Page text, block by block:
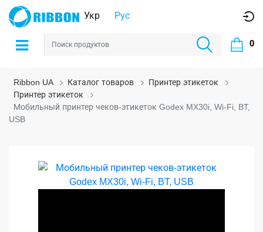
Укр Рус
0
Ribbon UA Каталог товаров
Принтер этикеток
Принтер этикеток
Мобильный принтер чеков-этикеток Godex MX30i, Wi-Fi, BT,
USB